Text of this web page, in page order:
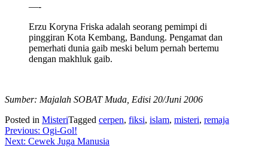
—-
Erzu Koryna Friska adalah seorang pemimpi di
pinggiran Kota Kembang, Bandung. Pengamat dan
pemerhati dunia gaib meski belum pernah bertemu
dengan makhluk gaib.
Sumber: Majalah SOBAT Muda, Edisi 20/Juni 2006
Posted in MisteriTagged cerpen, fiksi, islam, misteri, remaja
Post
navigation
Previous: Ogi-Gol!
Next: Cewek Juga Manusia